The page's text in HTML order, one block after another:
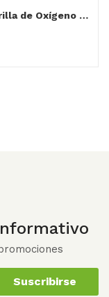
Mascarilla de Oxígeno Adulto Hospitalario
Suscribirse